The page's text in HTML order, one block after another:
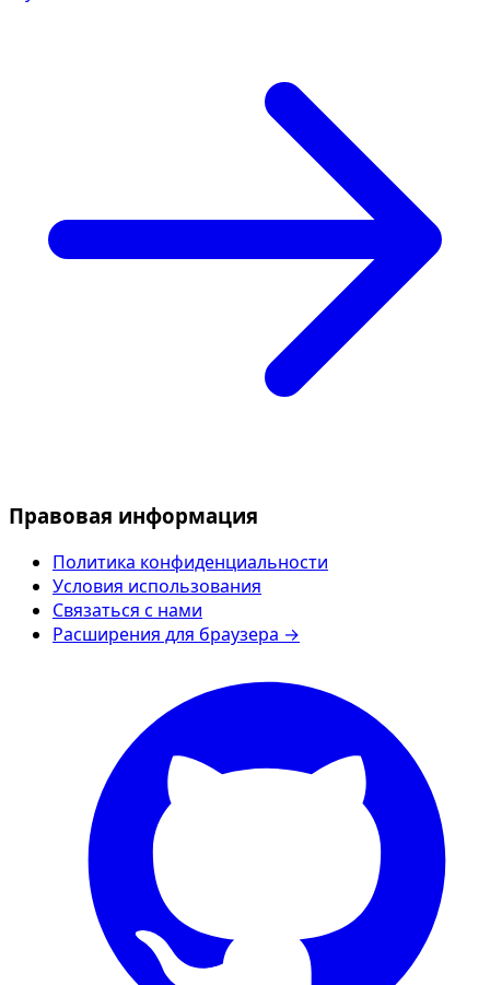
Правовая информация
Политика конфиденциальности
Условия использования
Связаться с нами
Расширения для браузера →